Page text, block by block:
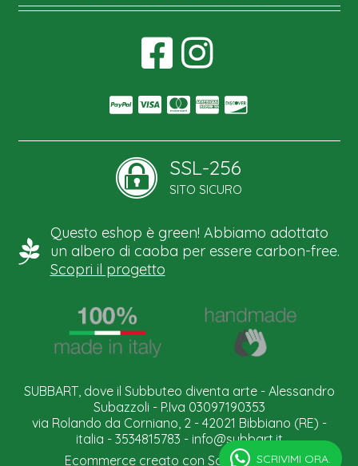
SSL-256
SITO SICURO
Questo eshop è green! Abbiamo adottato
un albero di caoba per essere carbon-free.
Scopri il progetto
SUBBART, dove il Subbuteo diventa arte - Alessandro
Subazzoli - P.Iva 03097190353
via Rolando da Corniano, 2 - 42021 Bibbiano (RE) -
italia - 3534815783 - info@subbart.it
Ecommerce creato con Scontrino.comSCRIVIMI ORA.